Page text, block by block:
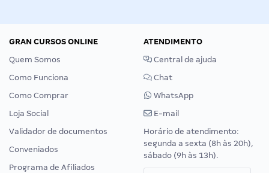
GRAN CURSOS ONLINE
Quem Somos
Como Funciona
Como Comprar
Loja Social
Validador de documentos
Conveniados
Programa de Afiliados
ATENDIMENTO
Central de ajuda
Chat
WhatsApp
E-mail
Horário de atendimento:
segunda a sexta (8h às 20h),
sábado (9h às 13h).